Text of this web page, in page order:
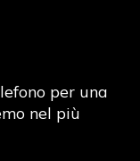
per una
nel più